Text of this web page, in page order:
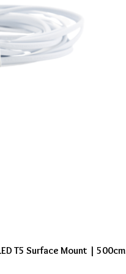
T5 Surface Mount | 500cm